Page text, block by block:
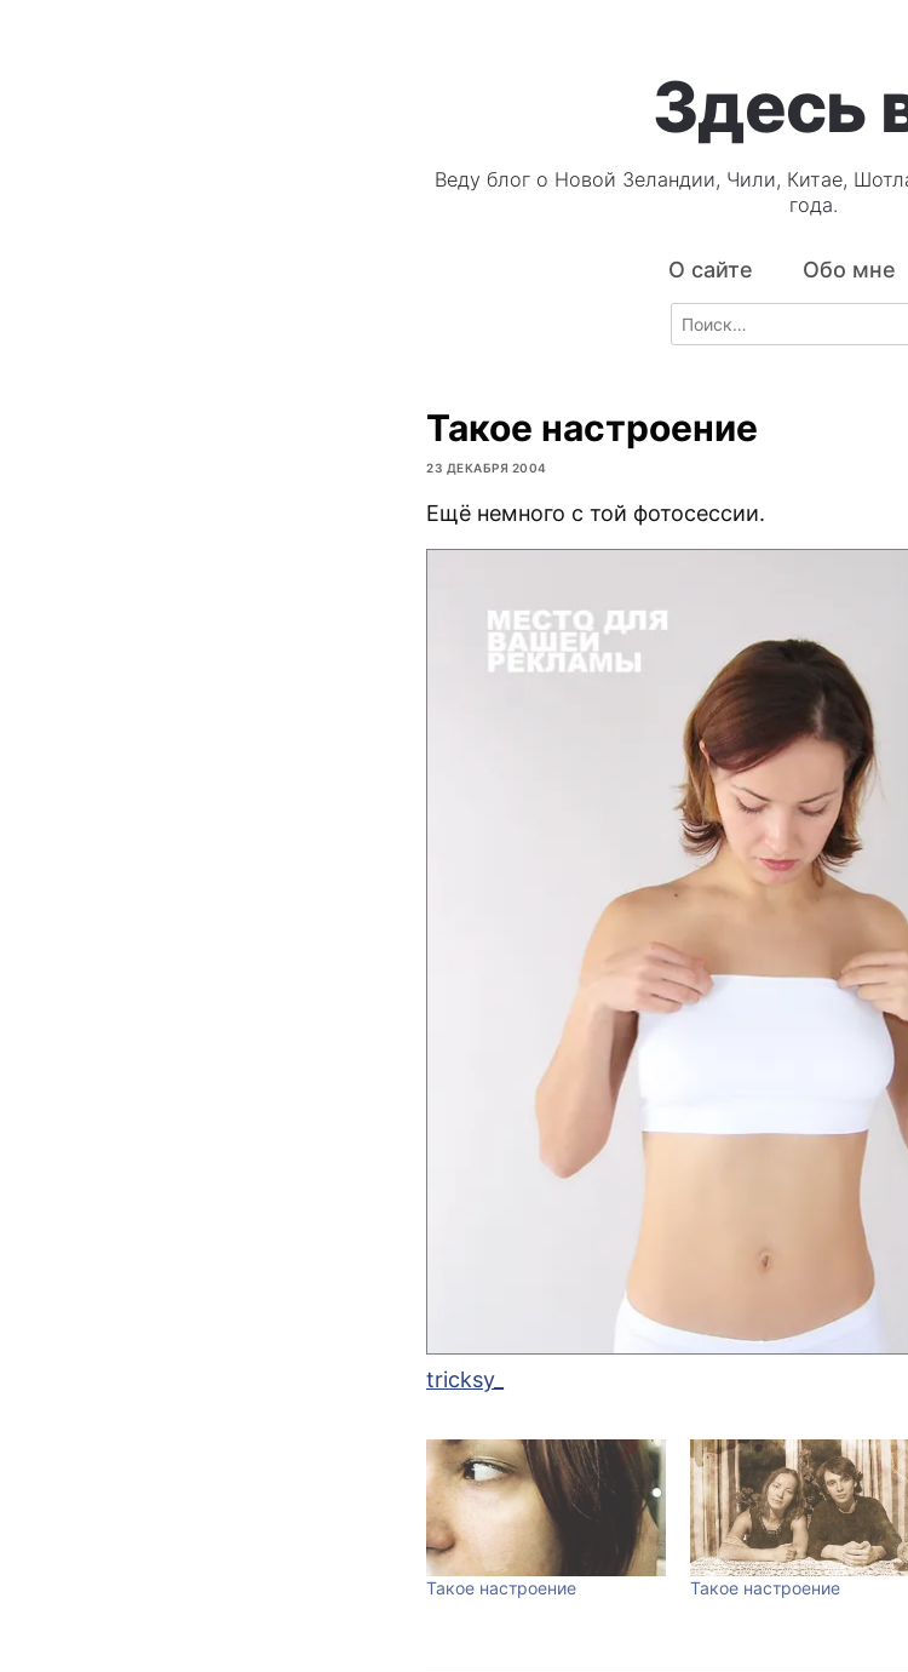
Здесь
Веду блог о Новой Зеландии, Чили, Китае,
года.
О сайте Обо мне
Search
for:
Такое настроение
23 ДЕКАБРЯ 2004
Ещё немного с той фотосессии.
tricksy_
Такое настроение Такое настроение